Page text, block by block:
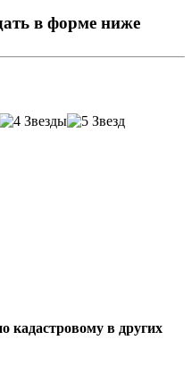
в форме ниже
кадастровому в других